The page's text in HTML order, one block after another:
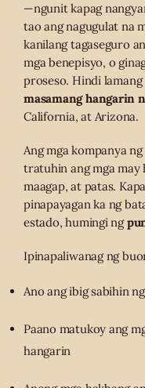
—ngunit kapag
tao ang nagugulat na
kanilang tagaseguro
mga benepisyo, o
proseso. Hindi
masamang hangarin
California, at Arizona.
Ang mga kompanya
tratuhin ang mga may
maagap, at patas.
pinapayagan ka ng
estado, humingi ng
Ipinapaliwanag ng
Ano ang ibig sabihin
Paano matukoy ang
hangarin